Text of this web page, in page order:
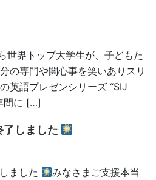
世界トップ大学生が、子どもた
の専門や関心事を笑いありスリ
英語プレゼンシリーズ “SIJ
間に […]
しました
ました
みなさまご支援本当